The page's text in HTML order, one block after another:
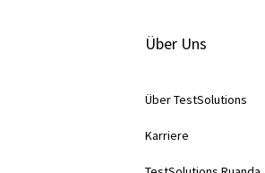
Über Uns
Über TestSolutions
Karriere